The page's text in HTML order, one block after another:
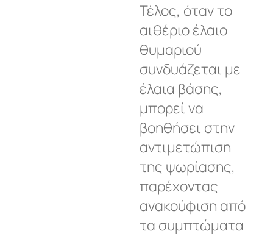
Τέλος, όταν το
αιθέριο έλαιο
θυμαριού
συνδυάζεται με
έλαια βάσης,
μπορεί να
βοηθήσει στην
αντιμετώπιση
της ψωρίασης,
παρέχοντας
ανακούφιση από
τα συμπτώματα